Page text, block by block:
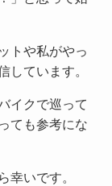
トや私がやっ
しています。
イクで巡って
ても参考にな
幸いです。